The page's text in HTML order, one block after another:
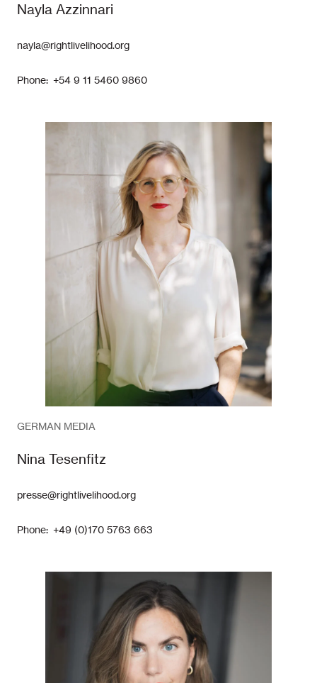
Nayla Azzinnari
nayla@rightlivelihood.org
Phone: +54 9 11 5460 9860
GERMAN MEDIA
Nina Tesenfitz
presse@rightlivelihood.org
Phone: +49 (0)170 5763 663